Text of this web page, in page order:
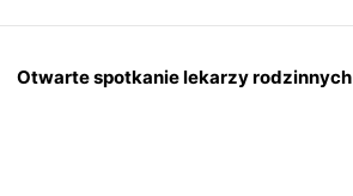
Otwarte spotkanie lekarzy rodzinnych